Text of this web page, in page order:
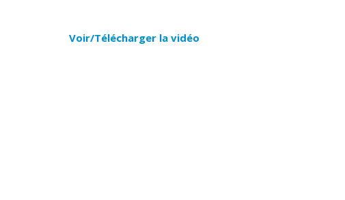
Voir/Télécharger la vidéo